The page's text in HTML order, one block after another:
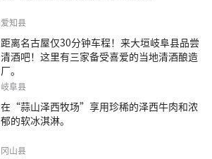
爱知县
距离名古屋仅30分钟车程！来大垣岐阜县品尝
清酒吧！这里有三家备受喜爱的当地清酒酿造
厂。
岐阜县
在“蒜山泽西牧场”享用珍稀的泽西牛肉和浓
郁的软冰淇淋。
冈山县